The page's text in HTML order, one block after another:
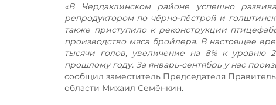
«В Чердаклинском районе успешно
репродуктором по чёрно-пёстрой и
также приступило к реконструкции
производство мяса бройлера. В настоящее
тысячи голов, увеличение на 8% к уровню
прошлому году. За январь-сентябрь у нас
сообщил заместитель Председателя
области Михаил Семёнкин.